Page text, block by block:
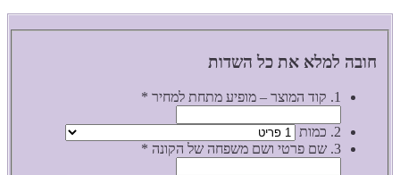
חובה למלא את כל השדות
1. קוד המוצר – מופיע מתחת למחיר *
2. כמות
3. שם פרטי ושם משפחה של הקונה
*